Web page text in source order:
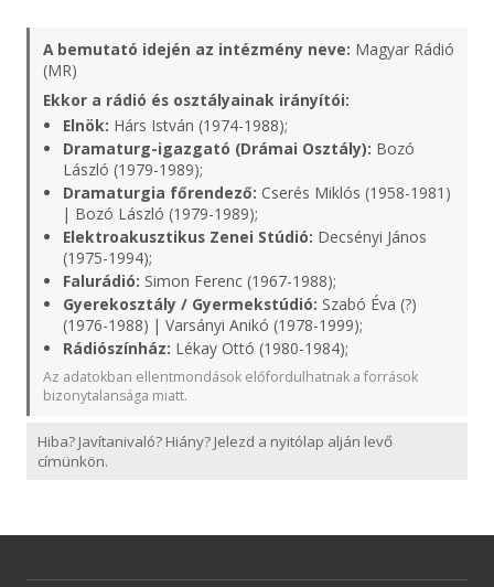
A bemutató idején az intézmény neve: Magyar Rádió
(MR)
Ekkor a rádió és osztályainak irányítói:
Elnök: Hárs István (1974-1988);
Dramaturg-igazgató (Drámai Osztály): Bozó
László (1979-1989);
Dramaturgia főrendező: Cserés Miklós (1958-1981)
| Bozó László (1979-1989);
Elektroakusztikus Zenei Stúdió: Decsényi János
(1975-1994);
Falurádió: Simon Ferenc (1967-1988);
Gyerekosztály / Gyermekstúdió: Szabó Éva (?)
(1976-1988) | Varsányi Anikó (1978-1999);
Rádiószínház: Lékay Ottó (1980-1984);
Az adatokban ellentmondások előfordulhatnak a források
bizonytalansága miatt.
Hiba? Javítanivaló? Hiány? Jelezd a nyitólap alján levő
címünkön.